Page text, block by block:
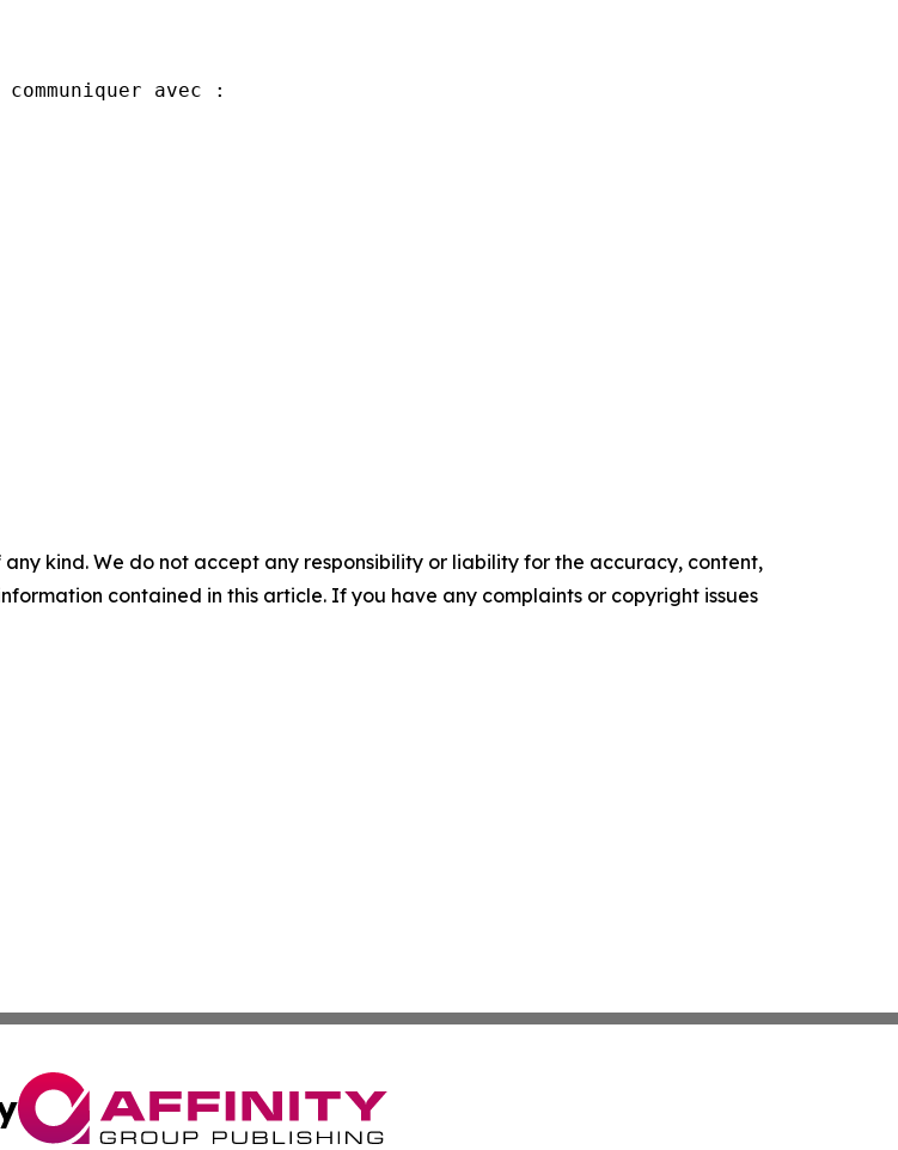
avec :
kind. We do not accept any responsibility or liability for the accuracy, content,
contained in this article. If you have any complaints or copyright issues